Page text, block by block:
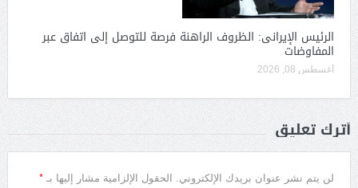
الرئيس الإيرانى: الظروف الراهنة فرصة للتوصل إلى اتفاق عبر
المفاوضات
أغسطس 08, 2026
أترك تعليق
لن يتم نشر عنوان بريدك الإلكتروني. الحقول الإلزامية مشار إليها بـ *